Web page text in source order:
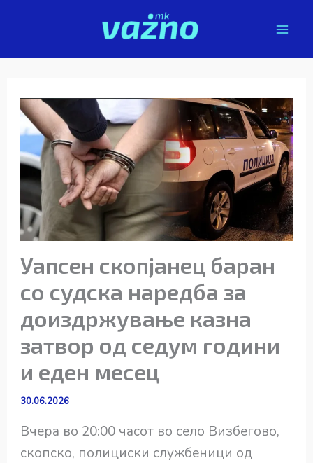
Уапсен скопјанец баран
со судска наредба за
доиздржување казна
затвор од седум години
и еден месец
30.06.2026
Вчера во 20:00 часот во село Визбегово,
скопско, полициски службеници од